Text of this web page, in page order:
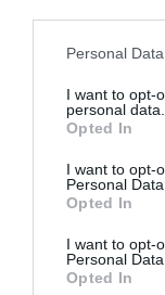
Personal
I want to opt-
personal data.
Opted In
I want to opt-
Personal Data.
Opted In
I want to opt-
Personal
Opted In
Frederico Chaves
centravanti dei
ancora nella
privarci del nostro
Romanista - lui ha
Eppure ieri alcuni
notizia di un
brasiliano.